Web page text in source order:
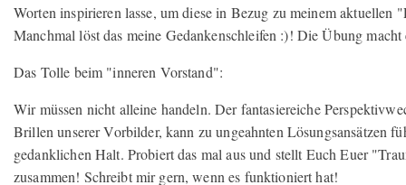
Worten inspirieren lasse, um diese in Bezug zu meinem aktuellen
Manchmal löst das meine Gedankenschleifen :)! Die Übung macht
Das Tolle beim "inneren Vorstand":
Wir müssen nicht alleine handeln. Der fantasiereiche
Brillen unserer Vorbilder, kann zu ungeahnten Lösungsansätzen
gedanklichen Halt. Probiert das mal aus und stellt Euch Euer
zusammen! Schreibt mir gern, wenn es funktioniert hat!